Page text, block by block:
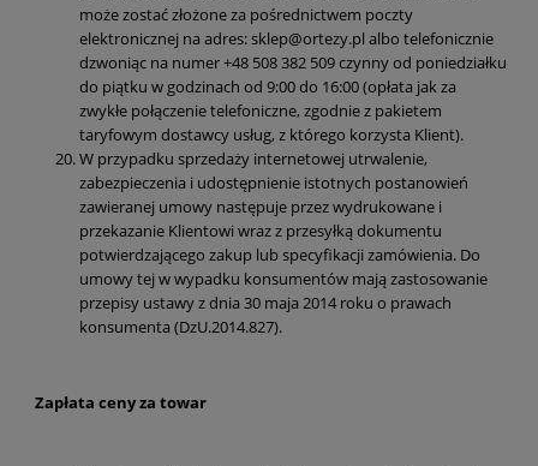
może zostać złożone za pośrednictwem poczty
elektronicznej na adres: sklep@ortezy.pl albo telefonicznie
dzwoniąc na numer +48 508 382 509 czynny od poniedziałku
do piątku w godzinach od 9:00 do 16:00 (opłata jak za
zwykłe połączenie telefoniczne, zgodnie z pakietem
taryfowym dostawcy usług, z którego korzysta Klient).
W przypadku sprzedaży internetowej utrwalenie,
zabezpieczenia i udostępnienie istotnych postanowień
zawieranej umowy następuje przez wydrukowane i
przekazanie Klientowi wraz z przesyłką dokumentu
potwierdzającego zakup lub specyfikacji zamówienia. Do
umowy tej w wypadku konsumentów mają zastosowanie
przepisy ustawy z dnia 30 maja 2014 roku o prawach
konsumenta (DzU.2014.827).
Zapłata ceny za towar